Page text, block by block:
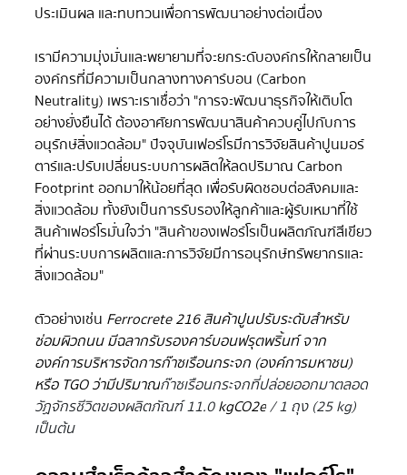
ประเมินผล  และทบทวนเพื่อการพัฒนาอย่างต่อเนื่อง
เรามีความมุ่งมั่นและพยายามที่จะยกระดับองค์กรให้กลายเป็น
องค์กรที่มีความเป็นกลางทางคาร์บอน (Carbon
Neutrality) เพราะเราเชื่อว่า "การจะพัฒนาธุรกิจให้เติบโต
อย่างยั่งยืนได้ ต้องอาศัยการพัฒนาสินค้าควบคู่ไปกับการ
อนุรักษ์สิ่งแวดล้อม" ปัจจุบันเฟอร์โรมีการวิจัยสินค้าปูนมอร์
ตาร์และปรับเปลี่ยนระบบการผลิตให้ลดปริมาณ Carbon
Footprint ออกมาให้น้อยที่สุด เพื่อรับผิดชอบต่อสังคมและ
สิ่งแวดล้อม ทั้งยังเป็นการรับรองให้ลูกค้าและผู้รับเหมาที่ใช้
สินค้าเฟอร์โรมั่นใจว่า "สินค้าของเฟอร์โรเป็นผลิตภัณฑ์สีเขียว
ที่ผ่านระบบการผลิตและการวิจัยมีการอนุรักษ์ทรัพยากรและ
สิ่งแวดล้อม"
ตัวอย่างเช่น Ferrocrete 216 สินค้าปูนปรับระดับสำหรับ
ซ่อมผิวถนน มีฉลากรับรองคาร์บอนฟรุตพริ้นท์ จาก
องค์การบริหารจัดการก๊าซเรือนกระจก (องค์การมหาชน)
หรือ TGO ว่ามีปริมาณก๊าซเรือนกระจกที่ปล่อยออกมาตลอด
วัฏจักรชีวิตของผลิตภัณฑ์ 11.0 kgCO2e / 1 ถุง (25 kg)
เป็นต้น